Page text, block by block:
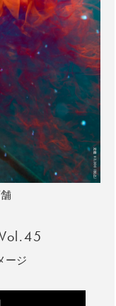
ージ